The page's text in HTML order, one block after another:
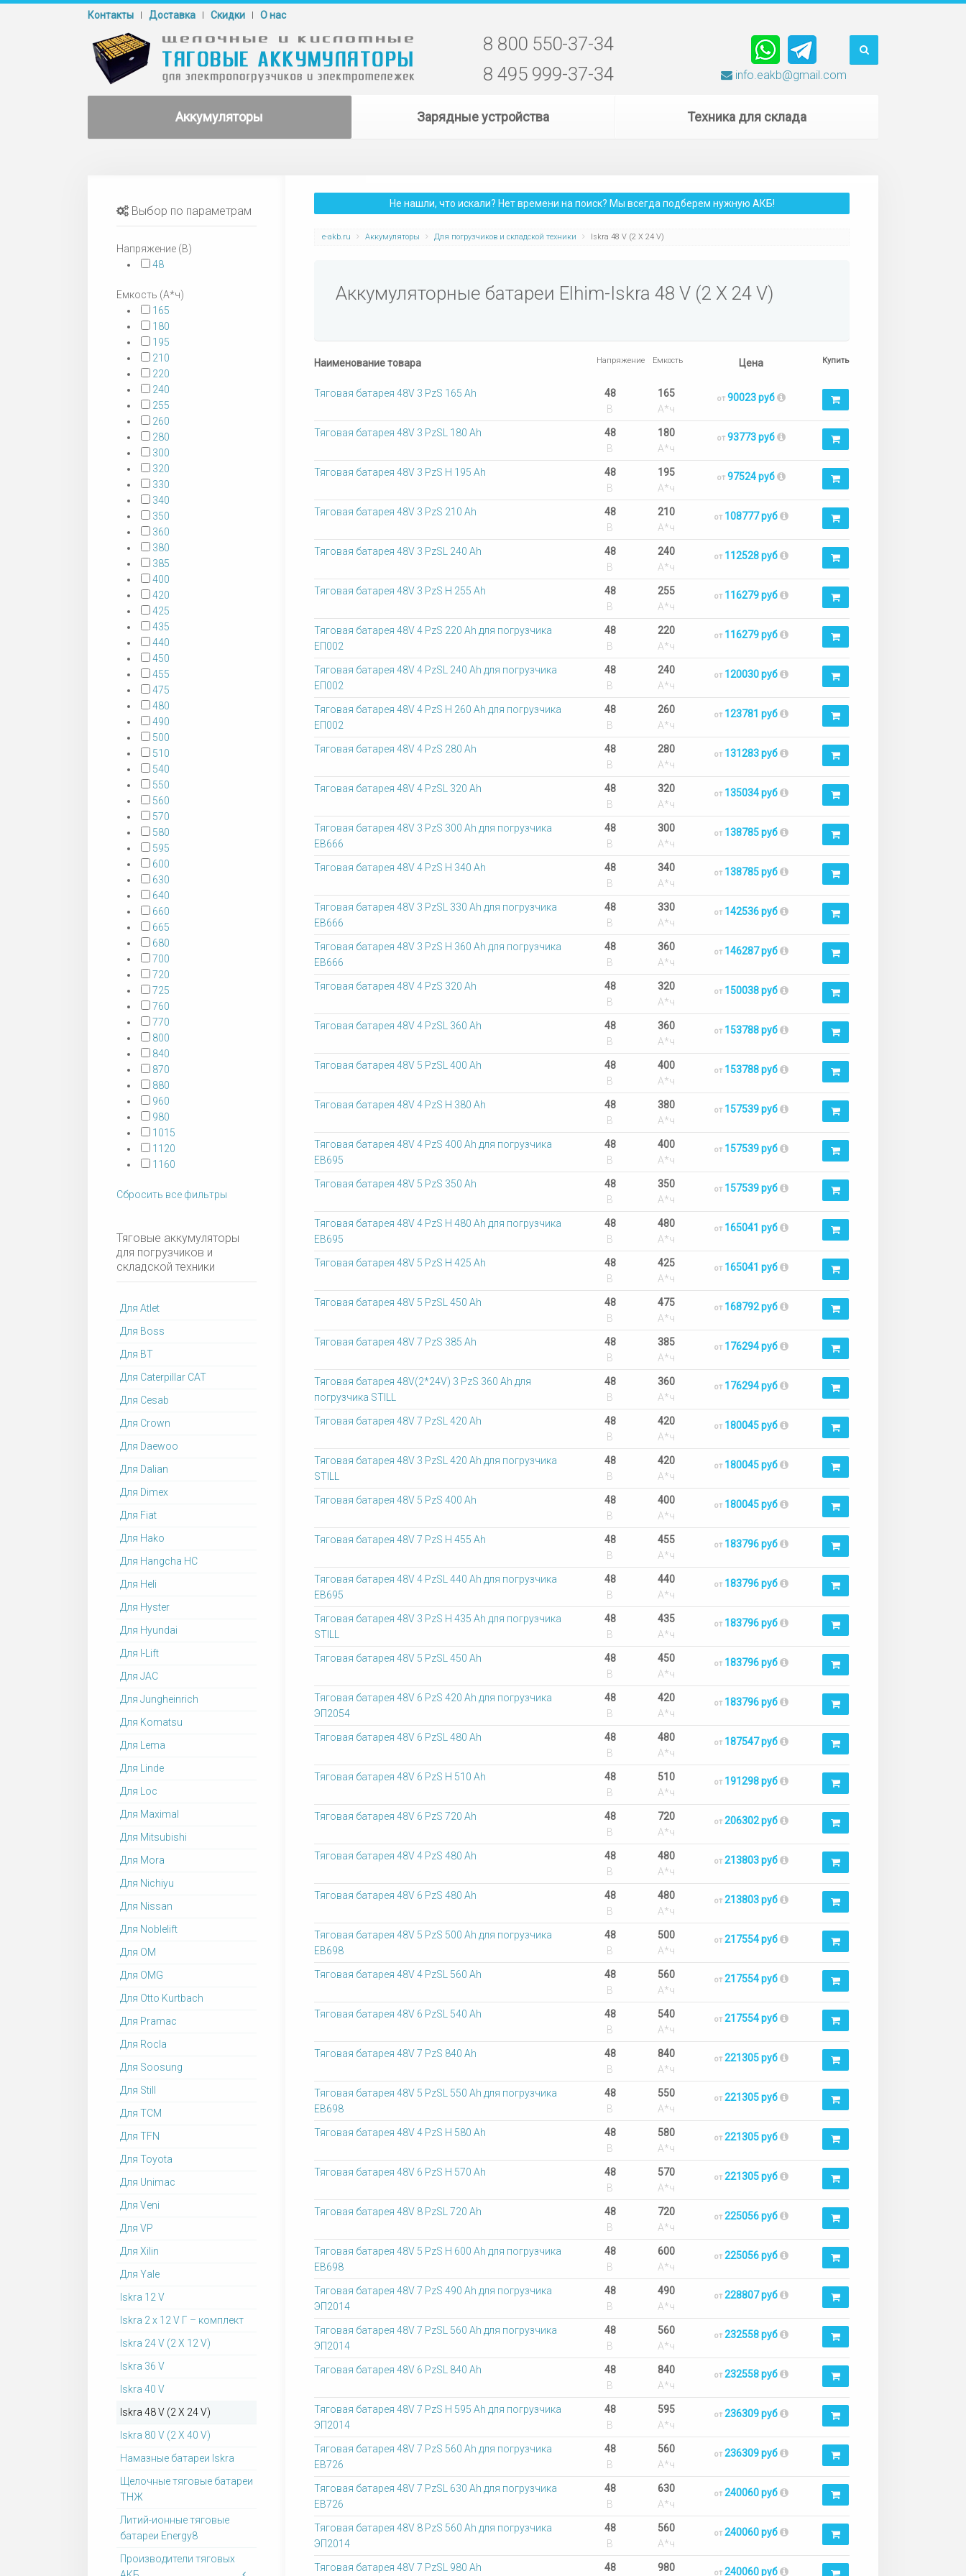
Контакты Доставка Cкидки О нас
8 800 550-37-34
8 495 999-37-34
info.eakb@gmail.com
Аккумуляторы Зарядные устройства Техника для склада
Не нашли, что искали? Нет времени на поиск? Мы всегда подберем нужную АКБ!
e-akb.ru Аккумуляторы Для погрузчиков и складской техники Iskra 48 V (2 X 24 V)
Аккумуляторные батареи Elhim-Iskra 48 V (2 X 24 V)
Наименование товара Напряжение Емкость Цена Купить
Тяговая батарея 48V 3 PzS 165 Ah
48
В
165
А*ч
от 90023 руб
Тяговая батарея 48V 3 PzSL 180 Ah
48
В
180
А*ч
от 93773 руб
Тяговая батарея 48V 3 PzS Н 195 Ah
48
В
195
А*ч
от 97524 руб
Тяговая батарея 48V 3 PzS 210 Ah
48
В
210
А*ч
от 108777 руб
Тяговая батарея 48V 3 PzSL 240 Ah
48
В
240
А*ч
от 112528 руб
Тяговая батарея 48V 3 PzS Н 255 Ah
48
В
255
А*ч
от 116279 руб
Тяговая батарея 48V 4 PzS 220 Ah для погрузчика
ЕП002
48
В
220
А*ч
от 116279 руб
Тяговая батарея 48V 4 PzSL 240 Ah для погрузчика
ЕП002
48
В
240
А*ч
от 120030 руб
Тяговая батарея 48V 4 PzS Н 260 Ah для погрузчика
ЕП002
48
В
260
А*ч
от 123781 руб
Тяговая батарея 48V 4 PzS 280 Ah
48
В
280
А*ч
от 131283 руб
Тяговая батарея 48V 4 PzSL 320 Ah
48
В
320
А*ч
от 135034 руб
Тяговая батарея 48V 3 PzS 300 Ah для погрузчика
ЕВ666
48
В
300
А*ч
от 138785 руб
Тяговая батарея 48V 4 PzS Н 340 Ah
48
В
340
А*ч
от 138785 руб
Тяговая батарея 48V 3 PzSL 330 Ah для погрузчика
ЕВ666
48
В
330
А*ч
от 142536 руб
Тяговая батарея 48V 3 PzS Н 360 Ah для погрузчика
ЕВ666
48
В
360
А*ч
от 146287 руб
Тяговая батарея 48V 4 PzS 320 Ah
48
В
320
А*ч
от 150038 руб
Тяговая батарея 48V 4 PzSL 360 Ah
48
В
360
А*ч
от 153788 руб
Тяговая батарея 48V 5 PzSL 400 Ah
48
В
400
А*ч
от 153788 руб
Тяговая батарея 48V 4 PzS Н 380 Ah
48
В
380
А*ч
от 157539 руб
Тяговая батарея 48V 4 PzS 400 Ah для погрузчика
ЕВ695
48
В
400
А*ч
от 157539 руб
Тяговая батарея 48V 5 PzS 350 Ah
48
В
350
А*ч
от 157539 руб
Тяговая батарея 48V 4 PzS Н 480 Ah для погрузчика
ЕВ695
48
В
480
А*ч
от 165041 руб
Тяговая батарея 48V 5 PzS Н 425 Ah
48
В
425
А*ч
от 165041 руб
Тяговая батарея 48V 5 PzSL 450 Ah
48
В
475
А*ч
от 168792 руб
Тяговая батарея 48V 7 PzS 385 Ah
48
В
385
А*ч
от 176294 руб
Тяговая батарея 48V(2*24V) 3 PzS 360 Ah для
погрузчика STILL
48
В
360
А*ч
от 176294 руб
Тяговая батарея 48V 7 PzSL 420 Ah
48
В
420
А*ч
от 180045 руб
Тяговая батарея 48V 3 PzSL 420 Ah для погрузчика
STILL
48
В
420
А*ч
от 180045 руб
Тяговая батарея 48V 5 PzS 400 Ah
48
В
400
А*ч
от 180045 руб
Тяговая батарея 48V 7 PzS Н 455 Ah
48
В
455
А*ч
от 183796 руб
Тяговая батарея 48V 4 PzSL 440 Ah для погрузчика
ЕВ695
48
В
440
А*ч
от 183796 руб
Тяговая батарея 48V 3 PzS Н 435 Ah для погрузчика
STILL
48
В
435
А*ч
от 183796 руб
Тяговая батарея 48V 5 PzSL 450 Ah
48
В
450
А*ч
от 183796 руб
Тяговая батарея 48V 6 PzS 420 Ah для погрузчика
ЭП2054
48
В
420
А*ч
от 183796 руб
Тяговая батарея 48V 6 PzSL 480 Ah
48
В
480
А*ч
от 187547 руб
Тяговая батарея 48V 6 PzS Н 510 Ah
48
В
510
А*ч
от 191298 руб
Тяговая батарея 48V 6 PzS 720 Ah
48
В
720
А*ч
от 206302 руб
Тяговая батарея 48V 4 PzS 480 Ah
48
В
480
А*ч
от 213803 руб
Тяговая батарея 48V 6 PzS 480 Ah
48
В
480
А*ч
от 213803 руб
Тяговая батарея 48V 5 PzS 500 Ah для погрузчика
ЕВ698
48
В
500
А*ч
от 217554 руб
Тяговая батарея 48V 4 PzSL 560 Ah
48
В
560
А*ч
от 217554 руб
Тяговая батарея 48V 6 PzSL 540 Ah
48
В
540
А*ч
от 217554 руб
Тяговая батарея 48V 7 PzS 840 Ah
48
В
840
А*ч
от 221305 руб
Тяговая батарея 48V 5 PzSL 550 Ah для погрузчика
ЕВ698
48
В
550
А*ч
от 221305 руб
Тяговая батарея 48V 4 PzS Н 580 Ah
48
В
580
А*ч
от 221305 руб
Тяговая батарея 48V 6 PzS Н 570 Ah
48
В
570
А*ч
от 221305 руб
Тяговая батарея 48V 8 PzSL 720 Ah
48
В
720
А*ч
от 225056 руб
Тяговая батарея 48V 5 PzS Н 600 Ah для погрузчика
ЕВ698
48
В
600
А*ч
от 225056 руб
Тяговая батарея 48V 7 PzS 490 Ah для погрузчика
ЭП2014
48
В
490
А*ч
от 228807 руб
Тяговая батарея 48V 7 PzSL 560 Ah для погрузчика
ЭП2014
48
В
560
А*ч
от 232558 руб
Тяговая батарея 48V 6 PzSL 840 Ah
48
В
840
А*ч
от 232558 руб
Тяговая батарея 48V 7 PzS Н 595 Ah для погрузчика
ЭП2014
48
В
595
А*ч
от 236309 руб
Тяговая батарея 48V 7 PzS 560 Ah для погрузчика
ЕВ726
48
В
560
А*ч
от 236309 руб
Тяговая батарея 48V 7 PzSL 630 Ah для погрузчика
ЕВ726
48
В
630
А*ч
от 240060 руб
Тяговая батарея 48V 8 PzS 560 Ah для погрузчика
ЭП2014
48
В
560
А*ч
от 240060 руб
Тяговая батарея 48V 7 PzSL 980 Ah 48 980 от 240060 руб
Выбор по параметрам
Напряжение (В)
48
Емкость (А*ч)
165
180
195
210
220
240
255
260
280
300
320
330
340
350
360
380
385
400
420
425
435
440
450
455
475
480
490
500
510
540
550
560
570
580
595
600
630
640
660
665
680
700
720
725
760
770
800
840
870
880
960
980
1015
1120
1160
Сбросить все фильтры
Тяговые аккумуляторы
для погрузчиков и
складской техники
Для Atlet
Для Boss
Для BT
Для Caterpillar CAT
Для Cesab
Для Crown
Для Daewoo
Для Dalian
Для Dimex
Для Fiat
Для Hako
Для Hangcha HC
Для Heli
Для Hyster
Для Hyundai
Для I-Lift
Для JAC
Для Jungheinrich
Для Komatsu
Для Lema
Для Linde
Для Loc
Для Maximal
Для Mitsubishi
Для Mora
Для Nichiyu
Для Nissan
Для Noblelift
Для OM
Для OMG
Для Otto Kurtbach
Для Pramac
Для Rocla
Для Soosung
Для Still
Для TCM
Для TFN
Для Toyota
Для Unimac
Для Veni
Для VP
Для Xilin
Для Yale
Iskra 12 V
Iskra 2 x 12 V Г – комплект
Iskra 24 V (2 X 12 V)
Iskra 36 V
Iskra 40 V
Iskra 48 V (2 X 24 V)
Iskra 80 V (2 X 40 V)
Намазные батареи Iskra
Щелочные тяговые батареи
ТНЖ
Литий-ионные тяговые
батареи Energy8
Производители тяговых